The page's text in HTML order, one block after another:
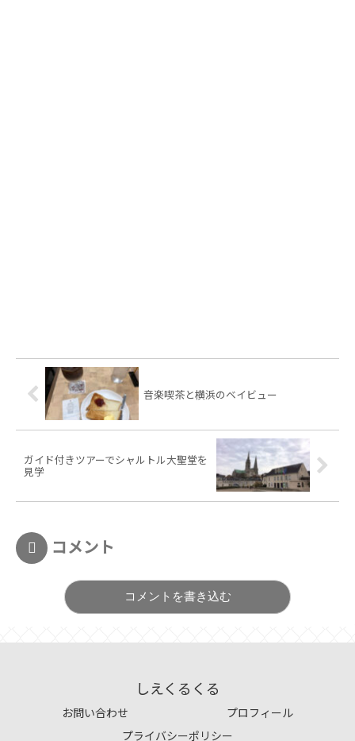
音楽喫茶と横浜のベイビュー
ガイド付きツアーでシャルトル大聖堂を
見学
コメント
コメントを書き込む
しえくるくる
お問い合わせ
プロフィール
プライバシーポリシー